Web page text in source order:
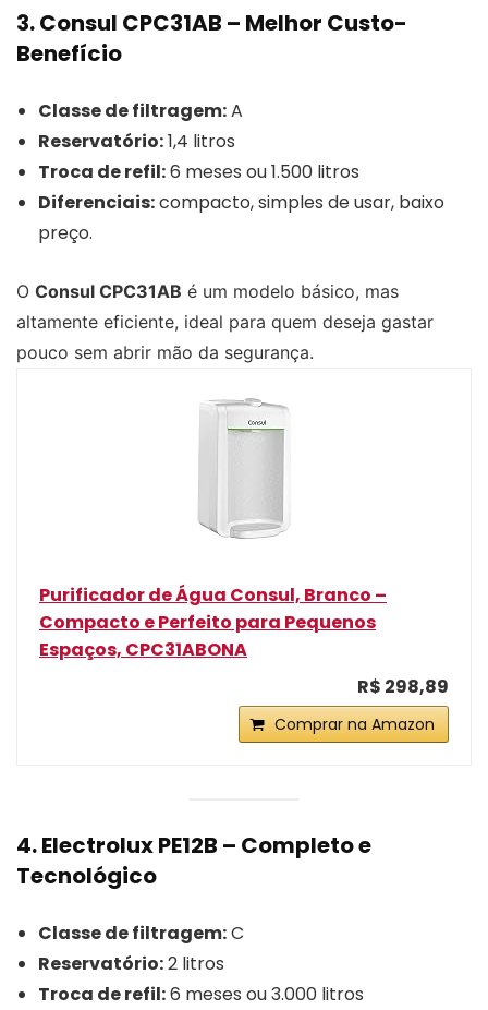
3. Consul CPC31AB – Melhor Custo-
Benefício
Classe de filtragem:A
Reservatório:1,4 litros
Troca de refil:6 meses ou 1.500 litros
Diferenciais:compacto, simples de usar, baixo
preço.
O Consul CPC31AB é um modelo básico, mas
altamente eficiente, ideal para quem deseja gastar
pouco sem abrir mão da segurança.
Purificador de Água Consul, Branco –
Compacto e Perfeito para Pequenos
Espaços, CPC31ABONA
R$ 298,89
Comprar na Amazon
4. Electrolux PE12B – Completo e
Tecnológico
Classe de filtragem:C
Reservatório:2 litros
Troca de refil:6 meses ou 3.000 litros